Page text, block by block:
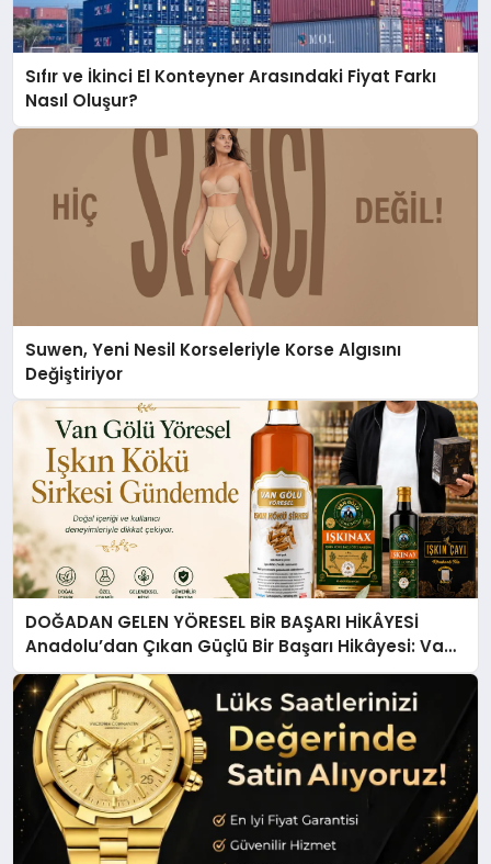
Sıfır ve İkinci El Konteyner Arasındaki Fiyat Farkı
Nasıl Oluşur?
Suwen, Yeni Nesil Korseleriyle Korse Algısını
Değiştiriyor
DOĞADAN GELEN YÖRESEL BİR BAŞARI HİKÂYESİ
Anadolu’dan Çıkan Güçlü Bir Başarı Hikâyesi: Van
Gölü Yöresel Işkın Kökü Sirkesi